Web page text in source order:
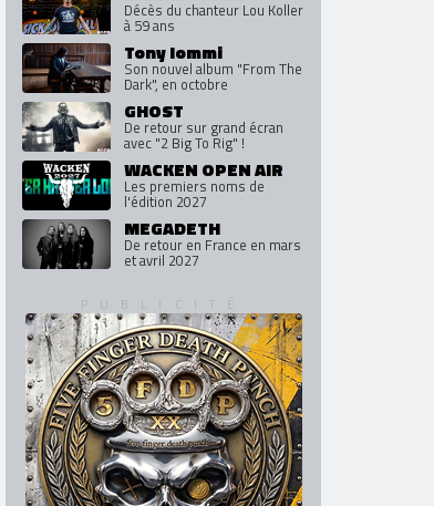
TOP 5 DES POSTS LES PLUS
LUS
SICK OF IT ALL
Décès du chanteur Lou Koller
à 59 ans
Tony Iommi
Son nouvel album "From The
Dark", en octobre
GHOST
De retour sur grand écran
avec "2 Big To Rig" !
WACKEN OPEN AIR
Les premiers noms de
l'édition 2027
MEGADETH
De retour en France en mars
et avril 2027